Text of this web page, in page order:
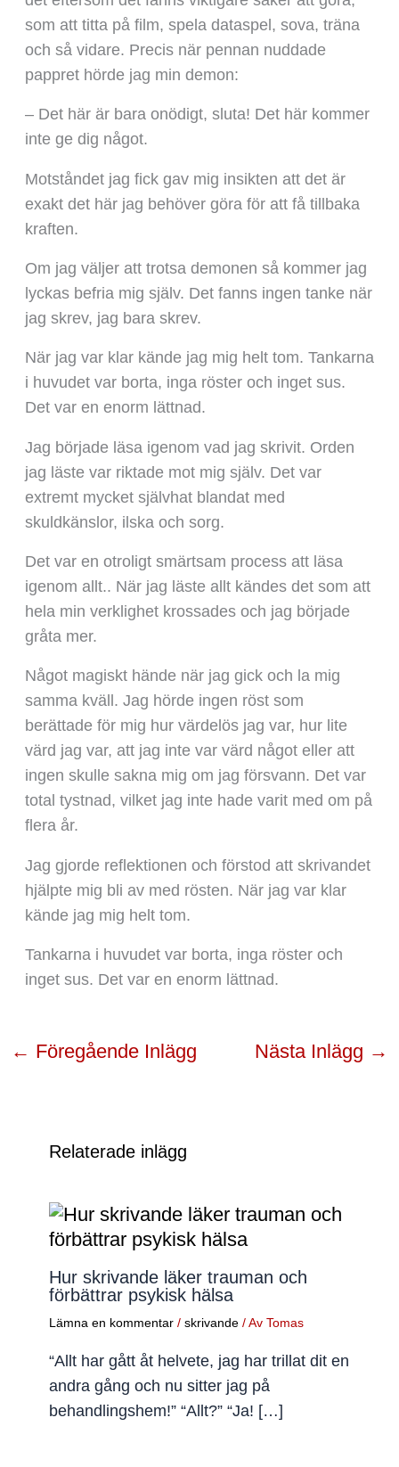
som att titta på film, spela dataspel, sova, träna
och så vidare. Precis när pennan nuddade
pappret hörde jag min demon:
– Det här är bara onödigt, sluta! Det här kommer
inte ge dig något.
Motståndet jag fick gav mig insikten att det är
exakt det här jag behöver göra för att få tillbaka
kraften.
Om jag väljer att trotsa demonen så kommer jag
lyckas befria mig själv. Det fanns ingen tanke när
jag skrev, jag bara skrev.
När jag var klar kände jag mig helt tom. Tankarna
i huvudet var borta, inga röster och inget sus.
Det var en enorm lättnad.
Jag började läsa igenom vad jag skrivit. Orden
jag läste var riktade mot mig själv. Det var
extremt mycket självhat blandat med
skuldkänslor, ilska och sorg.
Det var en otroligt smärtsam process att läsa
igenom allt.. När jag läste allt kändes det som att
hela min verklighet krossades och jag började
gråta mer.
Något magiskt hände när jag gick och la mig
samma kväll. Jag hörde ingen röst som
berättade för mig hur värdelös jag var, hur lite
värd jag var, att jag inte var värd något eller att
ingen skulle sakna mig om jag försvann. Det var
total tystnad, vilket jag inte hade varit med om på
flera år.
Jag gjorde reflektionen och förstod att skrivandet
hjälpte mig bli av med rösten. När jag var klar
kände jag mig helt tom.
Tankarna i huvudet var borta, inga röster och
inget sus. Det var en enorm lättnad.
← Föregående Inlägg Nästa Inlägg →
Relaterade inlägg
Hur skrivande läker trauman och
förbättrar psykisk hälsa
Lämna en kommentar / skrivande/ Av Tomas
“Allt har gått åt helvete, jag har trillat dit en
andra gång och nu sitter jag på
behandlingshem!” “Allt?” “Ja! […]